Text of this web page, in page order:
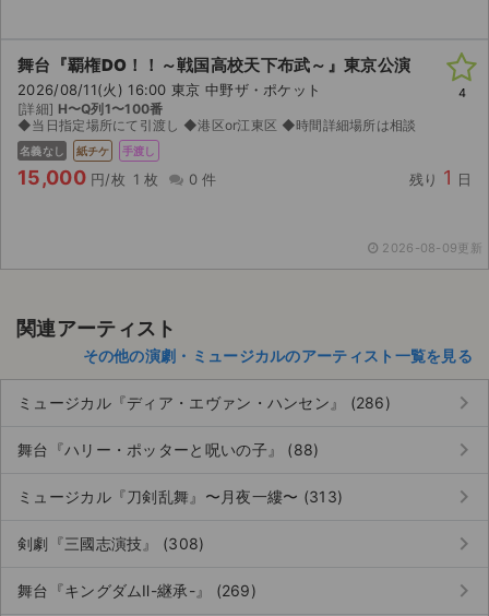
サイト情報
チケットジャム運営会社
チケットジャム利用規約
プライバシーポリシー
特定商取引法に基づく表記
公演登録依頼
舞台『覇権DO！！～戦国高校天下布武～』東京公演
2026/08/11(火) 16:00 東京 中野ザ・ポケット
[詳細] H〜Q列1〜100番
◆当日指定場所にて引渡し ◆港区or江東区 ◆時間詳細場所は相談
名義なし 紙チケ 手渡し
15,000 円/枚 1 枚 0 件 残り 1 日
4
2026-08-09更新
関連アーティスト
その他の演劇・ミュージカルのアーティスト一覧を見る
ミュージカル『ディア・エヴァン・ハンセン』 (286) keyboard_arrow_right
舞台『ハリー・ポッターと呪いの子』 (88) keyboard_arrow_right
ミュージカル『刀剣乱舞』〜月夜一縷〜 (313) keyboard_arrow_right
剣劇『三國志演技』 (308) keyboard_arrow_right
舞台『キングダムⅡ-継承-』 (269) keyboard_arrow_right